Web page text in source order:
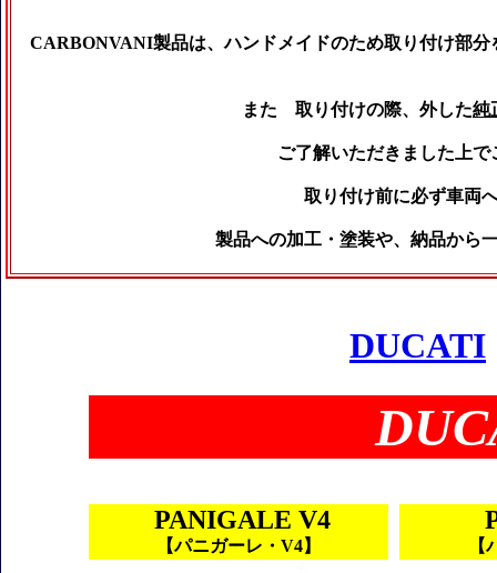
CARBONVANI製品は、ハンドメイドのため取り付け部
また 取り付けの際、外した純
ご了解いただきました上
取り付け前に必ず車両
製品への加工・塗装や、納品から
DUCATI
PANIGALE V4
【パニガーレ・V4】 【